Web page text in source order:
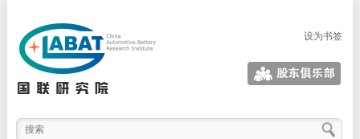
设为书签
股东俱乐部